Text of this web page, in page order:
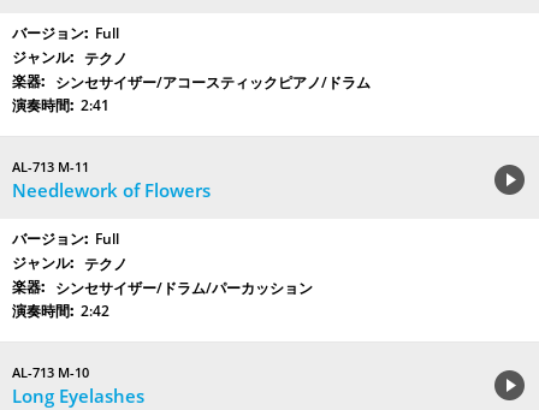
Full
テクノ
シンセサイザー/アコースティックピアノ/ドラム
2:41
AL-713 M-11
Needlework of Flowers
Full
テクノ
シンセサイザー/ドラム/パーカッション
2:42
AL-713 M-10
Long Eyelashes